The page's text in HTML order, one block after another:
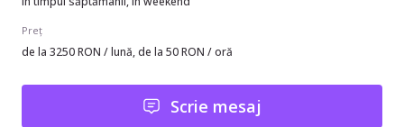
Preț
de la 3250 RON / lună, de la 50 RON / oră
Scrie mesaj